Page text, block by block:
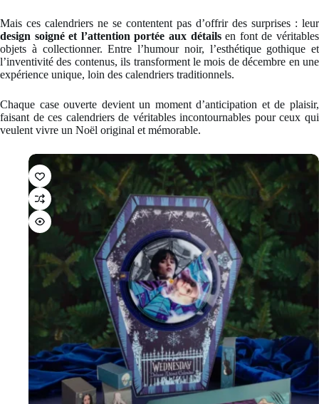
Mais ces calendriers ne se contentent pas d’offrir des surprises : leur
design soigné et l’attention portée aux détailsen font de véritables
objets à collectionner. Entre l’humour noir, l’esthétique gothique et
l’inventivité des contenus, ils transforment le mois de décembre en une
expérience unique, loin des calendriers traditionnels.
Chaque case ouverte devient un moment d’anticipation et de plaisir,
faisant de ces calendriers de véritables incontournables pour ceux qui
veulent vivre un Noël original et mémorable.